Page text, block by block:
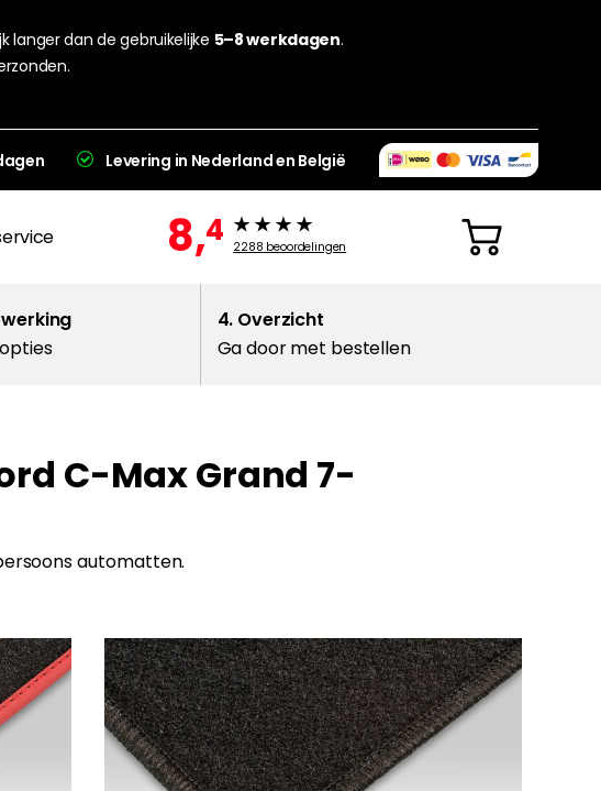
langer dan de gebruikelijke 5–8 werkdagen.
Levering in Nederland en België
8,4 2288 beoordelingen
4. Overzicht
Ga door met bestellen
C-Max Grand 7-
automatten.